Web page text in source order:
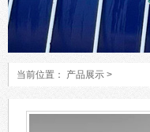
当前位置： 产品展示 >